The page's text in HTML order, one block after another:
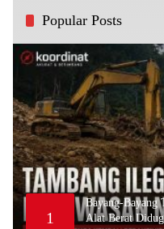
Popular Posts
1
Bayang-Bayang
Alat Berat